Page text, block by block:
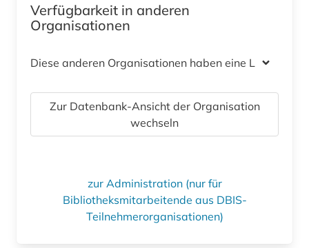
Verfügbarkeit in anderen
Organisationen
Diese anderen Organisationen haben eine Lizenz
Zur Datenbank-Ansicht der Organisation
wechseln
zur Administration (nur für
Bibliotheksmitarbeitende aus DBIS-
Teilnehmerorganisationen)